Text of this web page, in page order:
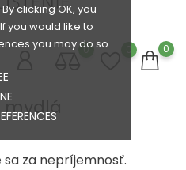
clicking OK, you
you would like to
you may do so
0 0 0
za nepríjemnosť.